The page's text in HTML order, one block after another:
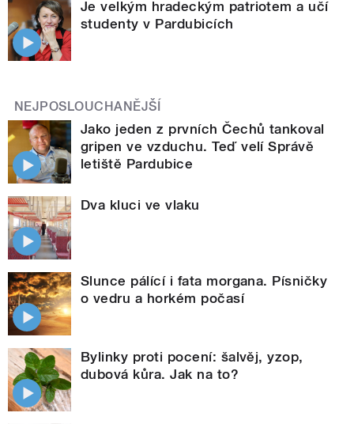
Je velkým hradeckým patriotem a učí
studenty v Pardubicích
NEJPOSLOUCHANĚJŠÍ
Jako jeden z prvních Čechů tankoval
gripen ve vzduchu. Teď velí Správě
letiště Pardubice
Dva kluci ve vlaku
Slunce pálící i fata morgana. Písničky
o vedru a horkém počasí
Bylinky proti pocení: šalvěj, yzop,
dubová kůra. Jak na to?